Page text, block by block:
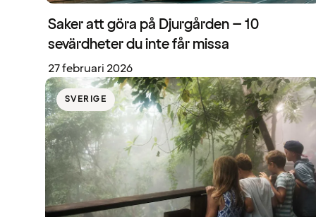
Saker att göra på Djurgården – 10
sevärdheter du inte får missa
27 februari 2026
SVERIGE